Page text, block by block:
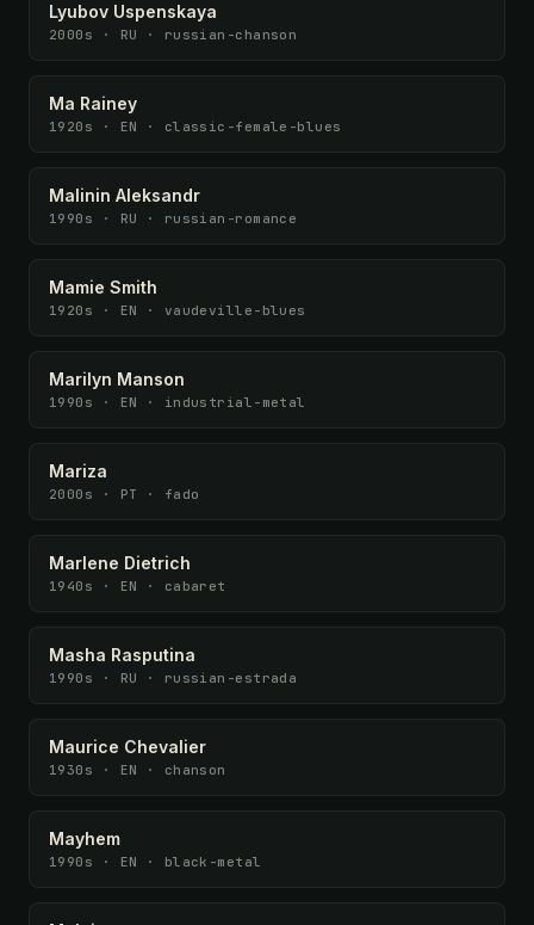
Lyubov Uspenskaya
2000s · RU · russian-chanson
Ma Rainey
1920s · EN · classic-female-blues
Malinin Aleksandr
1990s · RU · russian-romance
Mamie Smith
1920s · EN · vaudeville-blues
Marilyn Manson
1990s · EN · industrial-metal
Mariza
2000s · PT · fado
Marlene Dietrich
1940s · EN · cabaret
Masha Rasputina
1990s · RU · russian-estrada
Maurice Chevalier
1930s · EN · chanson
Mayhem
1990s · EN · black-metal